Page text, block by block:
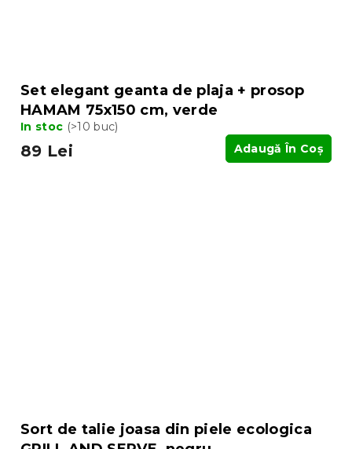
Set elegant geanta de plaja + prosop
HAMAM 75x150 cm, verde
In stoc (>10 buc)
89 Lei Adaugă În Coş
Sort de talie joasa din piele ecologica